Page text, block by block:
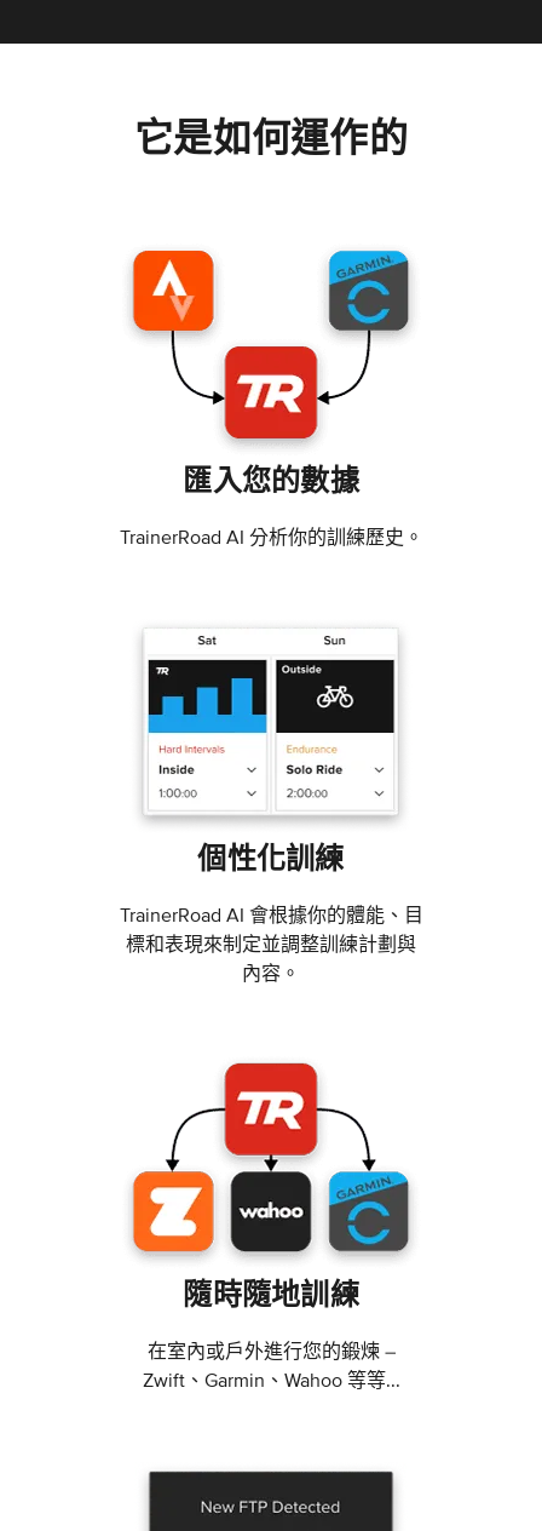
它是如何運作的
匯入您的數據
TrainerRoad AI 分析你的訓練歷史。
個性化訓練
TrainerRoad AI 會根據你的體能、目
標和表現來制定並調整訓練計劃與
內容。
隨時隨地訓練
在室內或戶外進行您的鍛煉 –
Zwift、Garmin、Wahoo 等等...